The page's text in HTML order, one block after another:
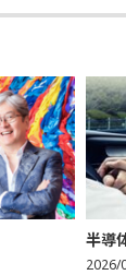
半導
2026/